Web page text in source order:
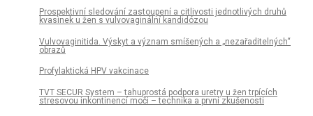
Prospektivní sledování zastoupení a citlivosti jednotlivých druhů
kvasinek u žen s vulvovaginální kandidózou
Vulvovaginitida. Výskyt a význam smíšených a „nezařaditelných“
obrazů
Profylaktická HPV vakcinace
TVT SECUR System – tahuprostá podpora uretry u žen trpících
stresovou inkontinencí moči – technika a první zkušenosti